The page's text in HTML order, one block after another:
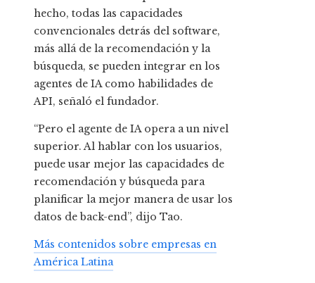
hecho, todas las capacidades
convencionales detrás del software,
más allá de la recomendación y la
búsqueda, se pueden integrar en los
agentes de IA como habilidades de
API, señaló el fundador.
“Pero el agente de IA opera a un nivel
superior. Al hablar con los usuarios,
puede usar mejor las capacidades de
recomendación y búsqueda para
planificar la mejor manera de usar los
datos de back-end”, dijo Tao.
Más contenidos sobre empresas en
América Latina